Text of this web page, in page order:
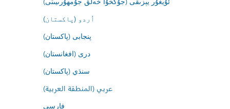
اُردو (پاکستان)
پنجابی (پاکستان)
درى (افغانستان)
سنڌي (پاکستان)
عربي (المنطقة العربية)
فارسى